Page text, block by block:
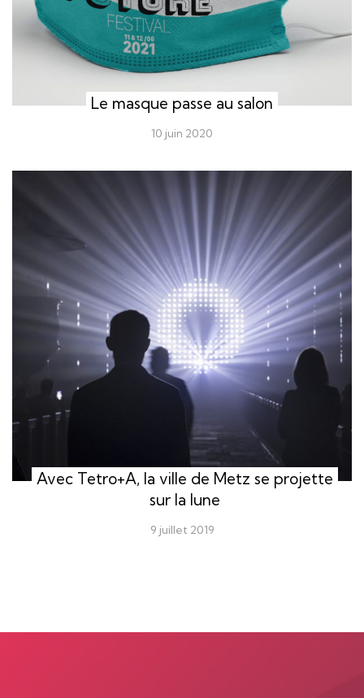
Le masque passe au salon
10 juin 2020
Avec Tetro+A, la ville de Metz se projette
sur la lune
9 juillet 2019